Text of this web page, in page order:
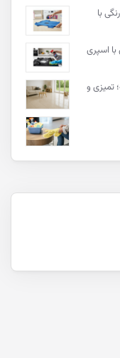
با
اسپری
تمیزی و